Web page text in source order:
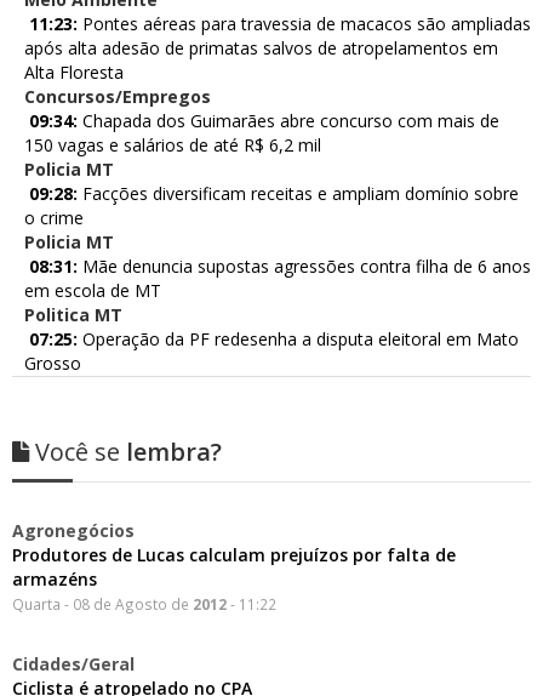
11:23: Pontes aéreas para travessia de macacos são ampliadas
após alta adesão de primatas salvos de atropelamentos em
Alta Floresta
Concursos/Empregos
09:34: Chapada dos Guimarães abre concurso com mais de
150 vagas e salários de até R$ 6,2 mil
Policia MT
09:28: Facções diversificam receitas e ampliam domínio sobre
o crime
Policia MT
08:31: Mãe denuncia supostas agressões contra filha de 6 anos
em escola de MT
Politica MT
07:25: Operação da PF redesenha a disputa eleitoral em Mato
Grosso
Você se lembra?
Agronegócios
Produtores de Lucas calculam prejuízos por falta de
armazéns
Quarta - 08 de Agosto de 2012- 11:22
Cidades/Geral
Ciclista é atropelado no CPA